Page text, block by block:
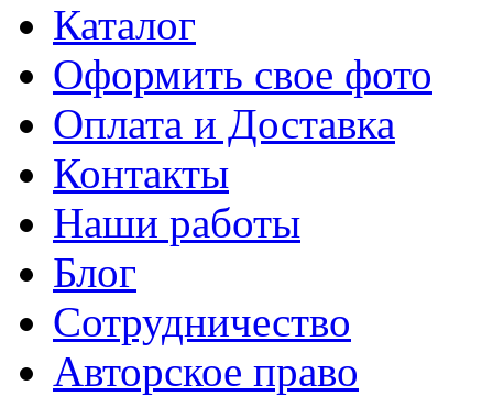
Каталог
Оформить свое фото
Оплата и Доставка
Контакты
Наши работы
Блог
Сотрудничество
Авторское право